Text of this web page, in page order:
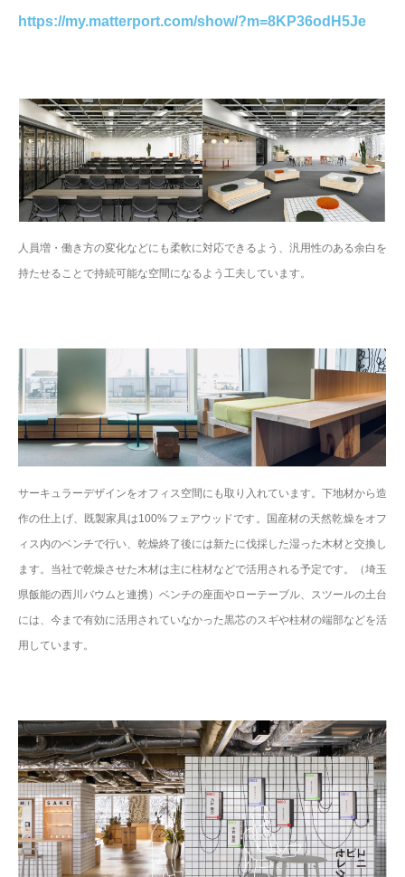
https://my.matterport.com/show/?m=8KP36odH5Je
人員増・働き方の変化などにも柔軟に対応できるよう、汎用性のある余白を
持たせることで持続可能な空間になるよう工夫しています。
サーキュラーデザインをオフィス空間にも取り入れています。下地材から造
作の仕上げ、既製家具は100%フェアウッドです。国産材の天然乾燥をオフ
ィス内のベンチで行い、乾燥終了後には新たに伐採した湿った木材と交換し
ます。当社で乾燥させた木材は主に柱材などで活用される予定です。（埼玉
県飯能の西川バウムと連携）ベンチの座面やローテーブル、スツールの土台
には、今まで有効に活用されていなかった黒芯のスギや柱材の端部などを活
用しています。